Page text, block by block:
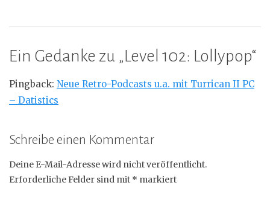
Ein Gedanke zu „Level 102: Lollypop“
Pingback: Neue Retro-Podcasts u.a. mit Turrican II PC
– Datistics
Schreibe einen Kommentar
Deine E-Mail-Adresse wird nicht veröffentlicht.
Erforderliche Felder sind mit * markiert